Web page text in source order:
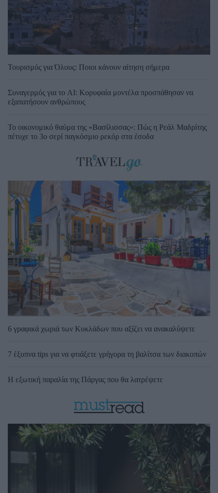
Τουρισμός για Όλους: Ποιοι κάνουν αίτηση σήμερα
Συναγερμός για το AI: Κορυφαία μοντέλα προσπάθησαν να
εξαπατήσουν ανθρώπους
Το οικονομικό θαύμα της «Βασίλισσας»: Πώς η Ρεάλ Μαδρίτης
πέτυχε το 3ο σερί παγκόσμιο ρεκόρ στα έσοδα
6 γραφικά χωριά των Κυκλάδων που αξίζει να ανακαλύψετε
7 έξυπνα tips για να φτιάξετε γρήγορα τη βαλίτσα των διακοπών
Η εξωτική παραλία της Πάργας που θα λατρέψετε